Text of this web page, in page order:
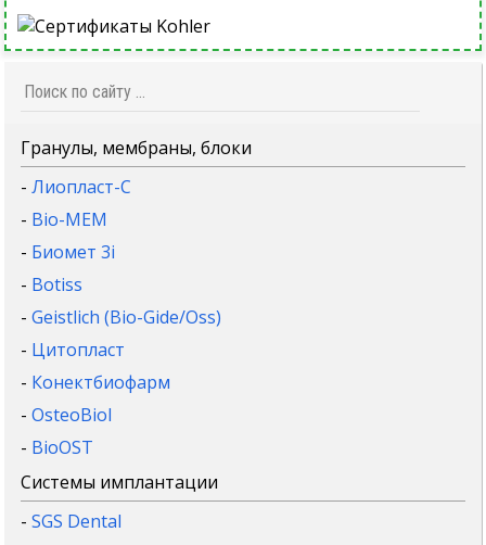
Гранулы, мембраны, блоки
-Лиопласт-С
- Bio-MEM
- Биомет 3i
- Botiss
-Geistlich (Bio-Gide/Oss)
- Цитопласт
- Конектбиофарм
-OsteoBiol
- BioOST
Системы имплантации
-SGS Dental